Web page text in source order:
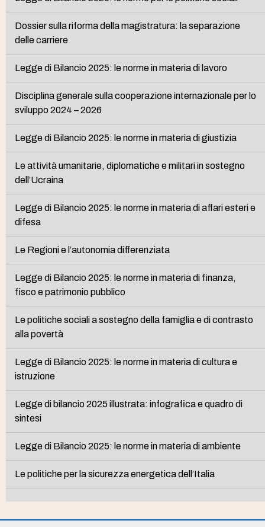
Dossier sulla riforma della magistratura: la separazione
delle carriere
Legge di Bilancio 2025: le norme in materia di lavoro
Disciplina generale sulla cooperazione internazionale per lo
sviluppo 2024 – 2026
Legge di Bilancio 2025: le norme in materia di giustizia
Le attività umanitarie, diplomatiche e militari in sostegno
dell’Ucraina
Legge di Bilancio 2025: le norme in materia di affari esteri e
difesa
Le Regioni e l’autonomia differenziata
Legge di Bilancio 2025: le norme in materia di finanza,
fisco e patrimonio pubblico
Le politiche sociali a sostegno della famiglia e di contrasto
alla povertà
Legge di Bilancio 2025: le norme in materia di cultura e
istruzione
Legge di bilancio 2025 illustrata: infografica e quadro di
sintesi
Legge di Bilancio 2025: le norme in materia di ambiente
Le politiche per la sicurezza energetica dell’Italia